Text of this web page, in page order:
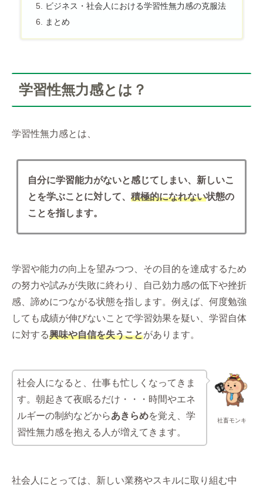
ビジネス・社会人における学習性無力感の克服法
まとめ
学習性無力感とは？
学習性無力感とは、
自分に学習能力がないと感じてしまい、新しいこ
とを学ぶことに対して、積極的になれない状態の
ことを指します。
学習や能力の向上を望みつつ、その目的を達成するため
の努力や試みが失敗に終わり、自己効力感の低下や挫折
感、諦めにつながる状態を指します。例えば、何度勉強
しても成績が伸びないことで学習効果を疑い、学習自体
に対する興味や自信を失うことがあります。
社畜モンキ
社会人になると、仕事も忙しくなってきま
す。朝起きて夜眠るだけ・・・時間やエネ
ルギーの制約などからあきらめを覚え、学
習性無力感を抱える人が増えてきます。
社会人にとっては、新しい業務やスキルに取り組む中